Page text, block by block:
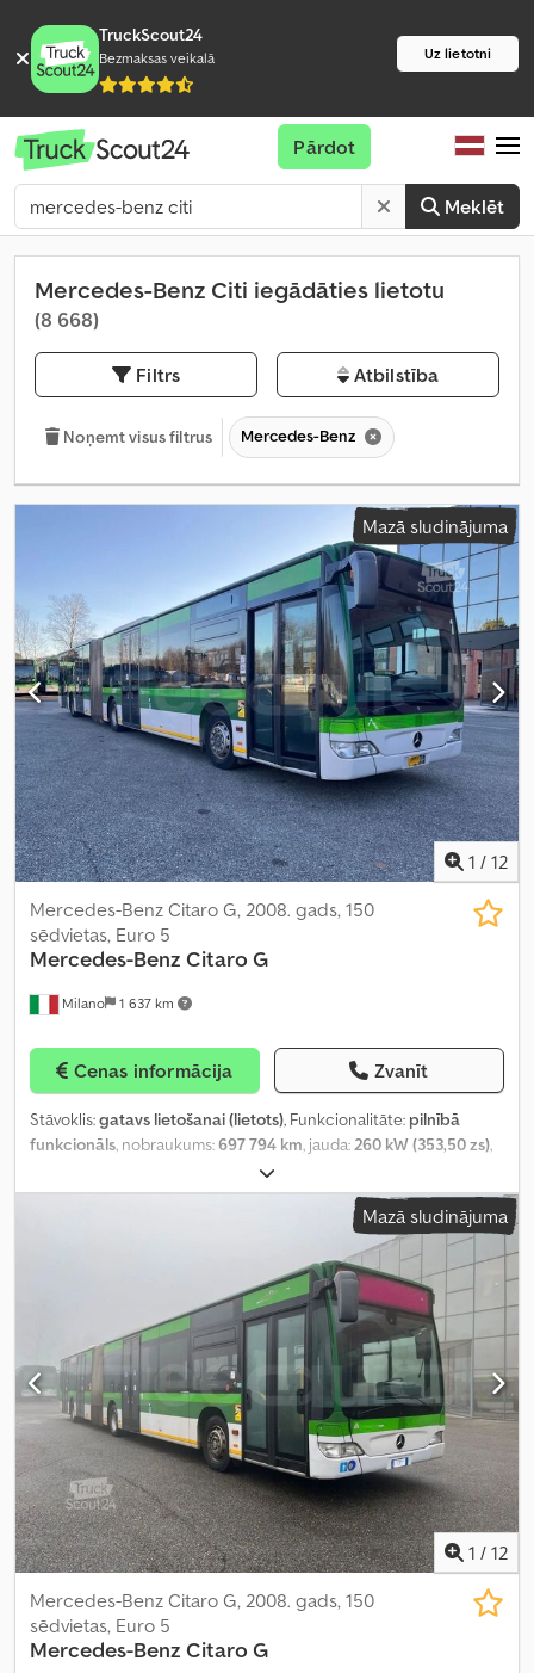
TruckScout24
Bezmaksas veikalā Uz lietotni
Meklēt
Pārdot
Mercedes-Benz Citi iegādāties lietotu
(8 668)
Filtrs Atbilstība
Noņemt visus filtrus Mercedes-Benz
Mazā sludinājuma
1 / 12
Milano 1 637 km
Mercedes-Benz Citaro G, 2008. gads, 150
sēdvietas, Euro 5
Mercedes-Benz Citaro G
Cenas informācija Zvanīt
Stāvoklis:gatavs lietošanai (lietots), Funkcionalitāte: pilnībā
funkcionāls, nobraukums:697 794 km, jauda:260 kW (353,50 zs),
, degvielas veids:
sēdvietu skaits:32, stāvvietu skaits:117, pārnesuma veids:
, emisijas klase:Euro 5,
275/70 R22.5, kopējais
, kopējais platums:2 550 mm, kopējais
, Aprīkojums:ABS, gaisa kondicionēšana,
piemērots cilvēkiem ar invaliditāti, stāvvietas sildītājs, vilces
kontroles sistēma
Mazā sludinājuma
1 / 12
Mercedes-Benz Citaro G, 2008. gads, 150
sēdvietas, Euro 5
Mercedes-Benz Citaro G